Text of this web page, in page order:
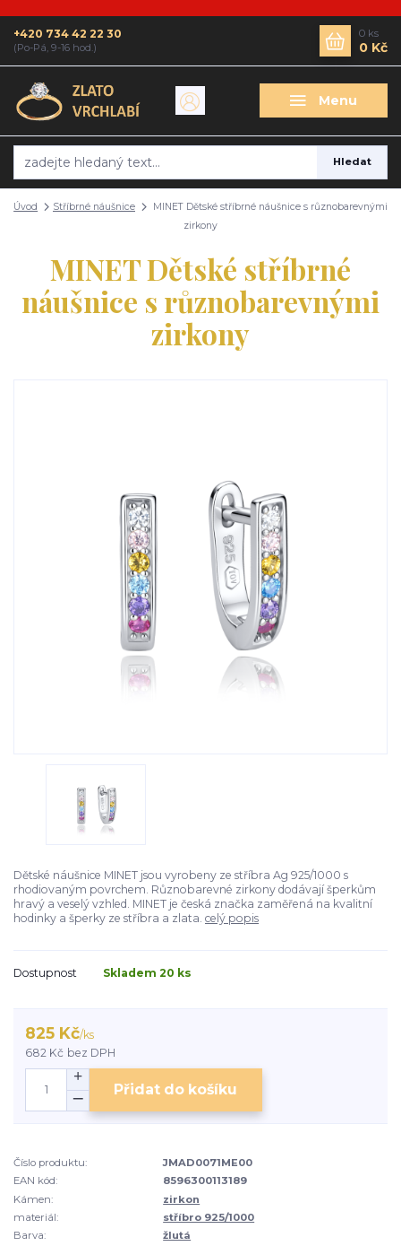
Menu
Hledat
+420 734 42 22 30
(Po-Pá, 9-16 hod.)
0 ks
0 Kč
Úvod Stříbrné náušnice
MINET Dětské stříbrné náušnice s různobarevnými
zirkony
MINET Dětské stříbrné
náušnice s různobarevnými
zirkony
Dětské náušnice MINET jsou vyrobeny ze stříbra Ag 925/1000 s
rhodiovaným povrchem. Různobarevné zirkony dodávají šperkům
hravý a veselý vzhled. MINET je česká značka zaměřená na kvalitní
hodinky a šperky ze stříbra a zlata. celý popis
Dostupnost Skladem 20 ks
825 Kč/ks
682 Kč bez DPH
Přidat do košíku
Číslo produktu:
JMAD0071ME00
EAN kód:
8596300113189
Kámen:
zirkon
materiál:
stříbro 925/1000
Barva:
žlutá